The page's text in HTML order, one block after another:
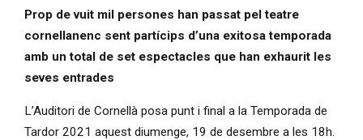
Prop de vuit mil persones han passat pel teatre
cornellanenc sent partícips d’una exitosa temporada
amb un total de set espectacles que han exhaurit les
seves entrades
L’Auditori de Cornellà posa punt i final a la Temporada de
Tardor 2021 aquest diumenge, 19 de desembre a les 18h.